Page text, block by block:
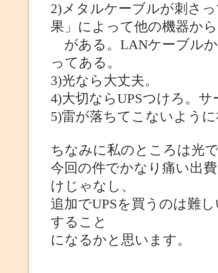
2)メタルケーブルが刺さ
果」によって他の機器か
がある。LANケーブル
ってある。
3)光なら大丈夫。
4)大切ならUPSつけろ。
5)雷が落ちてこないように
ちなみに私のところは光
今回の件でかなり痛い出
けじゃなし、
追加でUPSを買うのは難
すること
になるかと思います。